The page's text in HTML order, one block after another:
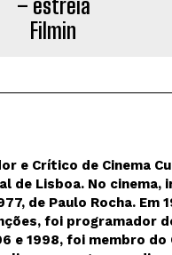
e Crítico de Cinema
de Lisboa. No cinema,
de Paulo Rocha. Em
foi programador
e 1998, foi membro do